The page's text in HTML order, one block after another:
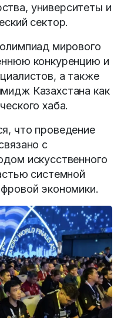
университеты и
сектор.
мирового
конкуренцию и
а также
Казахстана как
хаба.
что проведение
с
искусственного
системной
экономики.